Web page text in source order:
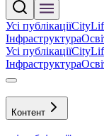
Усі публікації
Інфраструктура
Усі публікації
Інфраструктура
Контент